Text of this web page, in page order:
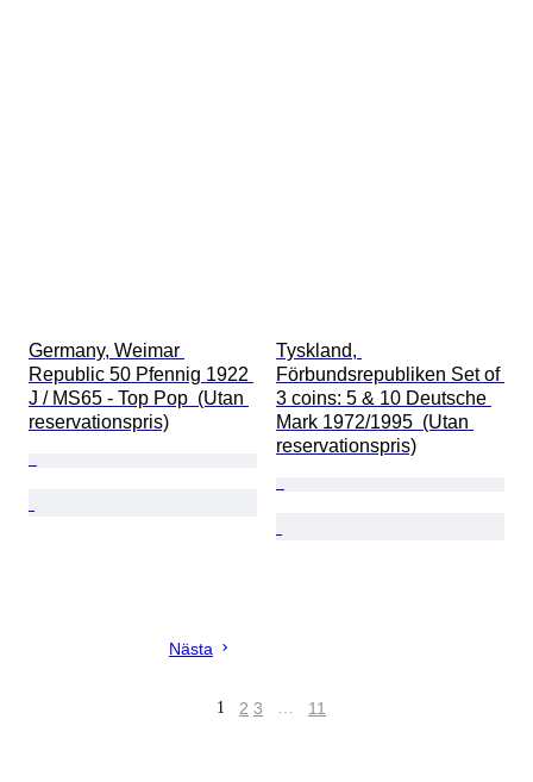
Germany, Weimar
Republic 50 Pfennig 1922
J / MS65 - Top Pop  (Utan
reservationspris)
Tyskland,
Förbundsrepubliken Set of
3 coins: 5 & 10 Deutsche
Mark 1972/1995  (Utan
reservationspris)
Nästa
1 2 3 … 11